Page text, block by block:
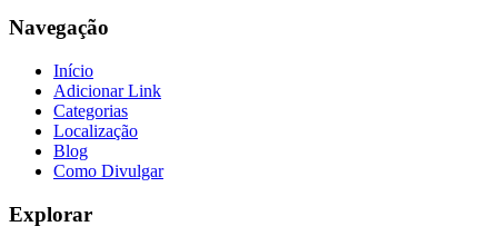
Navegação
Início
Adicionar Link
Categorias
Localização
Blog
Como Divulgar
Explorar